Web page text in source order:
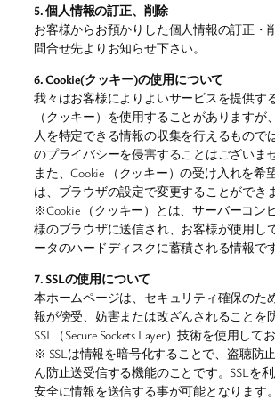
5. 個人情報の訂正、削除
お客様からお預かりした個人情報の訂正・
問合せ先よりお知らせ下さい。
6. Cookie(クッキー)の使用について
我々はお客様によりよいサービスを提供す
（クッキー）を使用することがありますが
人を特定できる情報の収集を行えるもので
のプライバシーを侵害することはございませ
また、Cookie （クッキー）の受け入れを希
は、ブラウザの設定で変更することができま
※Cookie （クッキー）とは、サーバーコン
様のブラウザに送信され、お客様が使用し
ータのハードディスクに蓄積される情報です
7. SSLの使用について
本ホームページは、セキュリティ確保のた
報が傍受、妨害または改ざんされることを
SSL（Secure Sockets Layer）技術を使用して
※ SSLは情報を暗号化することで、盗聴防
ん防止送受信する機能のことです。SSLを
安全に情報を送信する事が可能となります。